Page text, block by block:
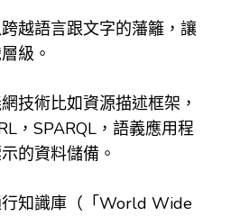
越語言跟文字的藩籬，讓
級。
技術比如資源描述框架，
，SPARQL，語義應用程
的資料儲備。
知識庫（「World Wide